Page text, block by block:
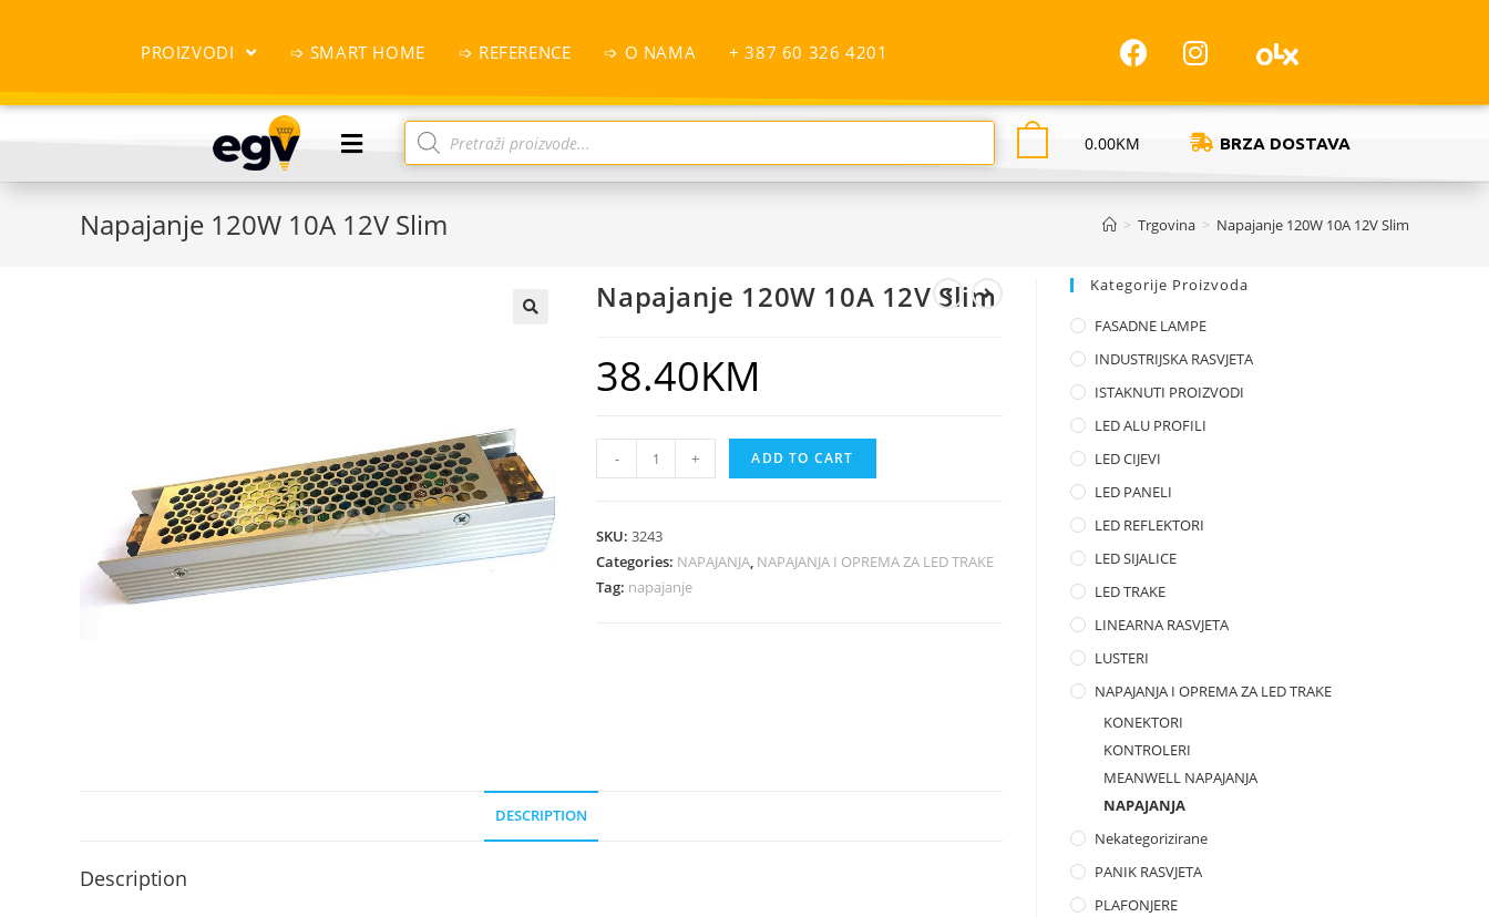
PROIZVODI ➩ SMART HOME ➩ REFERENCE ➩ O NAMA + 387 60 326 4201
0.00KM BRZA DOSTAVA
Napajanje 120W 10A 12V Slim > Trgovina > Napajanje 120W 10A 12V Slim
Napajanje 120W 10A 12V Slim
38.40KM
- + ADD TO CART
SKU:3243
Categories: NAPAJANJA, NAPAJANJA I OPREMA ZA LED TRAKE
Tag: napajanje
DESCRIPTION
Description
Kategorije Proizvoda
FASADNE LAMPE
INDUSTRIJSKA RASVJETA
ISTAKNUTI PROIZVODI
LED ALU PROFILI
LED CIJEVI
LED PANELI
LED REFLEKTORI
LED SIJALICE
LED TRAKE
LINEARNA RASVJETA
LUSTERI
NAPAJANJA I OPREMA ZA LED TRAKE
KONEKTORI
KONTROLERI
MEANWELL NAPAJANJA
NAPAJANJA
Nekategorizirane
PANIK RASVJETA
PLAFONJERE